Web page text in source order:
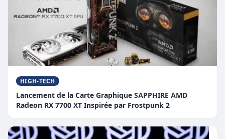
HIGH-TECH
Lancement de la Carte Graphique SAPPHIRE AMD
Radeon RX 7700 XT Inspirée par Frostpunk 2